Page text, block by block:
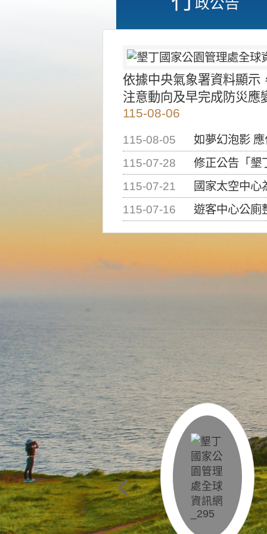
依據中央氣象署資料顯示
注意動向及早完成防災應
115-08-06
115-08-05
如夢幻泡影
115-07-28
修正公告「墾丁國家公
115-07-21
國家太空中心為辦理
115-07-16
遊客中心公廁